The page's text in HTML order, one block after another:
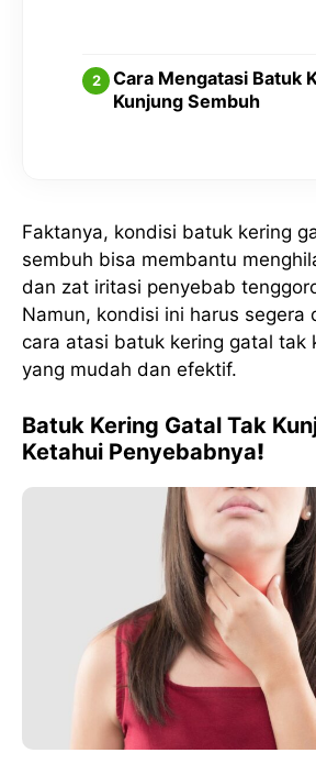
Cara Mengatasi Batuk
Kunjung Sembuh
Faktanya, kondisi batuk kering
sembuh bisa membantu
dan zat iritasi penyebab
Namun, kondisi ini harus segera
cara atasi batuk kering gatal tak
yang mudah dan efektif.
Batuk Kering Gatal Tak
Ketahui Penyebabnya!